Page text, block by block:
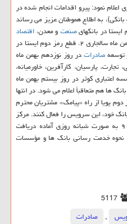
اعلام نمود: پیرو اقدامات انجام شده در
به اطلاع هموطنان عزیز می رساند
صنعتو معدن،اقتصاد
نوین، ایران زمین و سرمایه در روز هفدهم بهمن ماه سالجاری ۲. قطع رمز دوم ایستا در
توسعهصادراتدر روز نوزدهم بهمن ماه
تجارت، پارسیان، كارآفرین، خاورمیانه،
اعتباری كوثر در روز بیستم بهمن ماه
ها هم متعاقباً اعلام می شود. در انتها
پویا از راه «پیامك» مشتریان محترم
خود، این سرویس را فعال كنند. مركز
تماس رمز پویا (كاشف) با شماره ۹۱۰۰۹۹۶۰ به صورت شبانه روزی آماده دریافت
نحوه خدمت رسانی بانك ها و مؤسسات
5117
,
صادرات